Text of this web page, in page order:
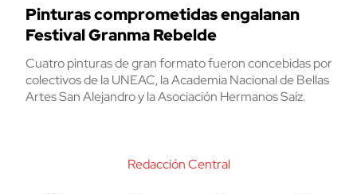
Pinturas comprometidas engalanan
Festival Granma Rebelde
Cuatro pinturas de gran formato fueron concebidas por
colectivos de la UNEAC, la Academia Nacional de Bellas
Artes San Alejandro y la Asociación Hermanos Saíz.
Redacción Central